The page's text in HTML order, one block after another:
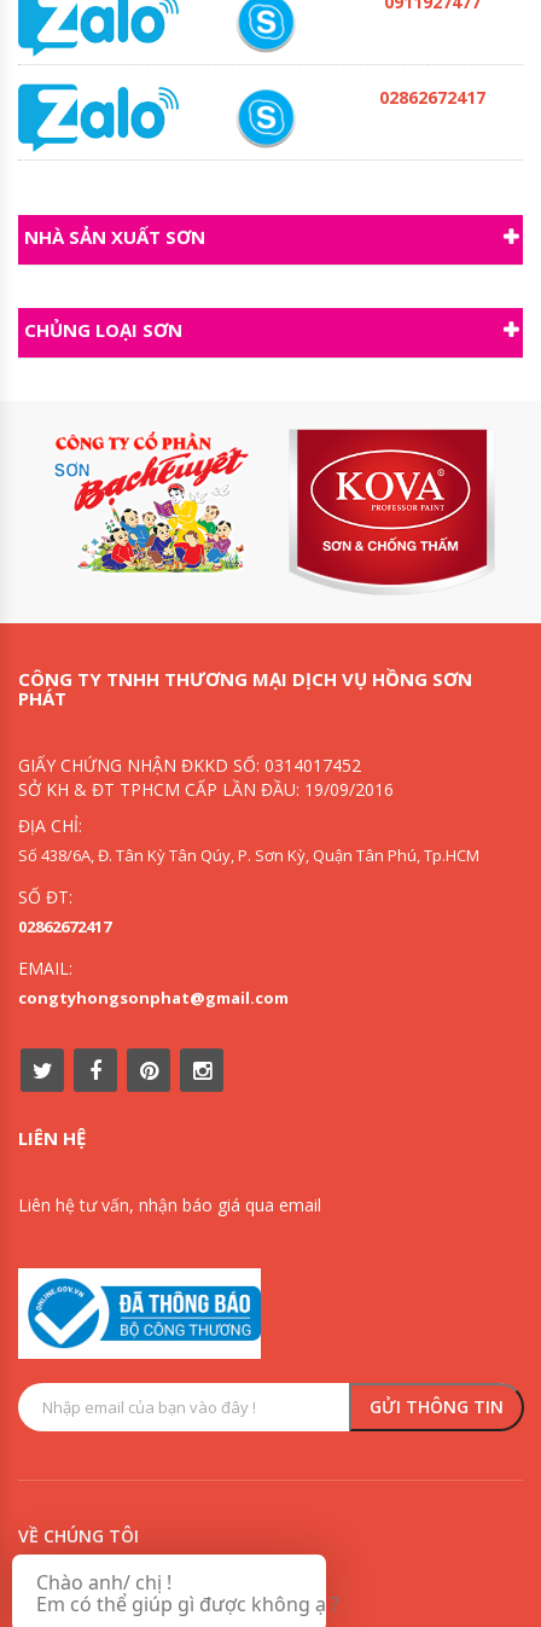
02862672417
NHÀ SẢN XUẤT SƠN
CHỦNG LOẠI SƠN
CÔNG TY TNHH THƯƠNG MẠI DỊCH VỤ HỒNG SƠN
PHÁT
GIẤY CHỨNG NHẬN ĐKKD SỐ: 0314017452
SỞ KH & ĐT TPHCM CẤP LẦN ĐẦU: 19/09/2016
ĐỊA CHỈ:
Số 438/6A, Đ. Tân Kỳ Tân Qúy, P. Sơn Kỳ, Quận Tân Phú, Tp.HCM
SỐ ĐT:
02862672417
EMAIL:
congtyhongsonphat@gmail.com
LIÊN HỆ
Liên hệ tư vấn, nhận báo giá qua email
VỀ CHÚNG TÔI
Chính sách vận chuyển và giao nhận sơn
0909853125
Chào anh/ chị !
Em có thể giúp gì được không ạ ?